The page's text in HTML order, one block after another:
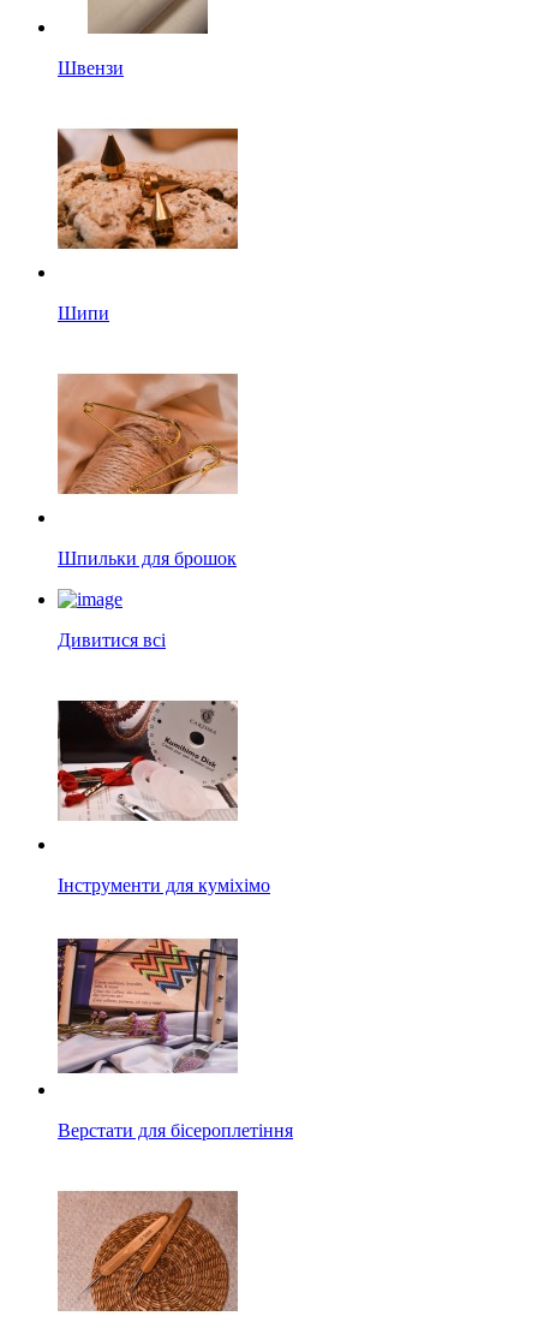
Швензи
Шипи
Шпильки для брошок
Дивитися всі
Інструменти для куміхімо
Верстати для бісероплетіння